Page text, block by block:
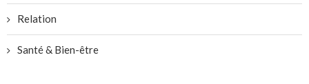
Relation
Santé & Bien-être